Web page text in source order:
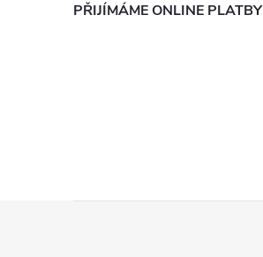
PŘIJÍMÁME ONLINE PLATBY